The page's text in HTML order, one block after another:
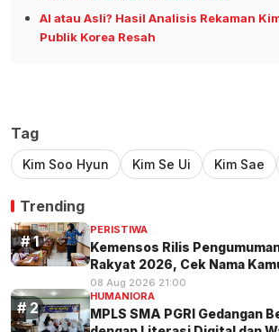
AI atau Asli? Hasil Analisis Rekaman
Publik Korea Resah
Tag
Kim Soo Hyun Kim Se Ui Kim Sae
Trending
PERISTIWA
Kemensos Rilis
Rakyat 2026, Cek Nama
08 Aug 2026 21:00
HUMANIORA
MPLS SMA PGRI Gedangan